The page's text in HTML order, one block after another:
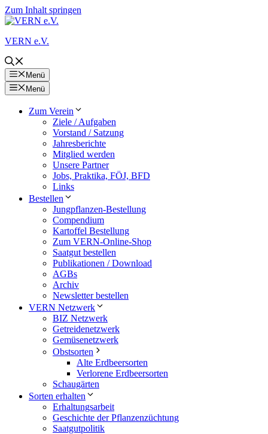
Zum Inhalt springen
VERN e.V.
Menü
Menü
Zum Verein
Ziele / Aufgaben
Vorstand / Satzung
Jahresberichte
Mitglied werden
Unsere Partner
Jobs, Praktika, FÖJ, BFD
Links
Bestellen
Jungpflanzen-Bestellung
Compendium
Kartoffel Bestellung
Zum VERN-Online-Shop
Saatgut bestellen
Publikationen / Download
AGBs
Archiv
Newsletter bestellen
VERN Netzwerk
BIZ Netzwerk
Getreidenetzwerk
Gemüsenetzwerk
Obstsorten
Alte Erdbeersorten
Verlorene Erdbeersorten
Schaugärten
Sorten erhalten
Erhaltungsarbeit
Geschichte der Pflanzenzüchtung
Saatgutpolitik